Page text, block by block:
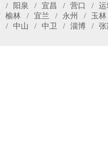
阳泉 宜昌 营口
运
榆林 宜兰 永州
玉林
中山 中卫 淄博 张